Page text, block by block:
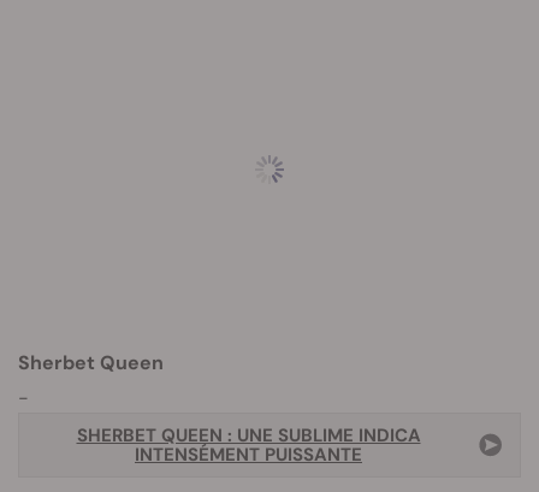
Sherbet Queen
SHERBET QUEEN : UNE SUBLIME INDICA
INTENSÉMENT PUISSANTE